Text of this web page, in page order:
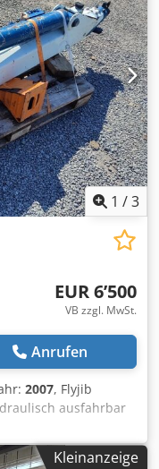
1 /3
EUR 6’500
VB zzgl. MwSt.
Anrufen
2007, Flyjib
ausfahrbar
Cevoman bvba.
Kleinanzeige